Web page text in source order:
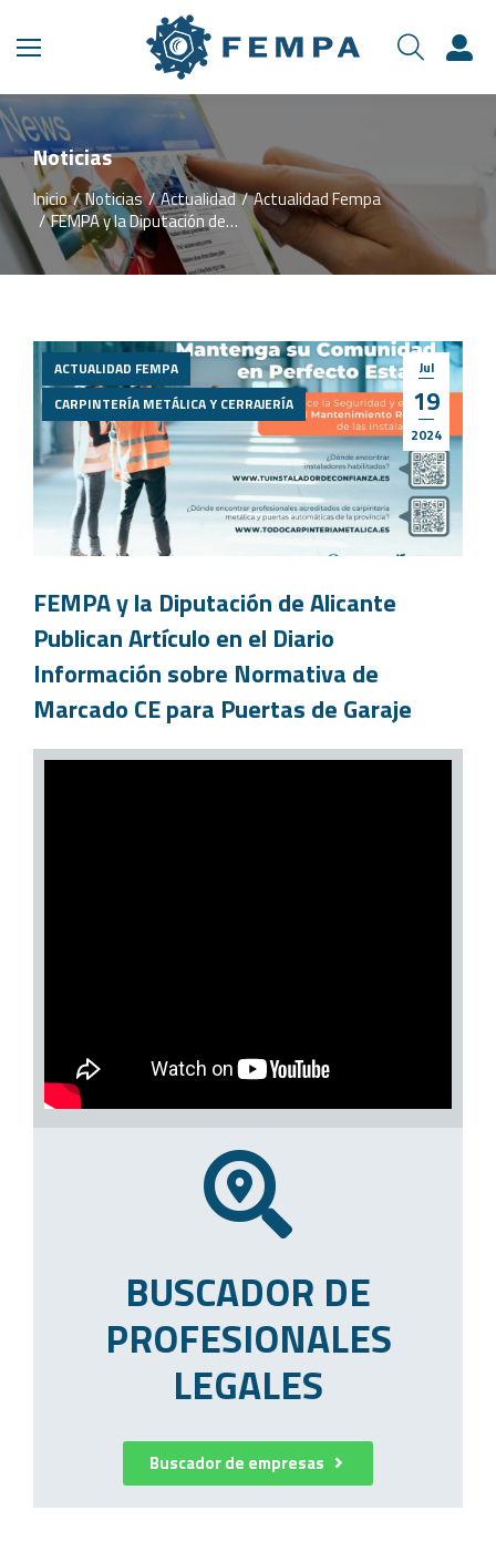
Noticias
Estás aquí:
Inicio Noticias Actualidad
Actualidad Fempa
FEMPA y la Diputación de…
Jul
19
2024
ACTUALIDAD FEMPA
CARPINTERÍA METÁLICA Y CERRAJERÍA
FEMPA y la Diputación de Alicante
Publican Artículo en el Diario
Información sobre Normativa de
Marcado CE para Puertas de Garaje
BUSCADOR DE
PROFESIONALES
LEGALES
Buscador de empresas